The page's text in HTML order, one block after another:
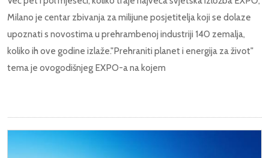
Milano je centar zbivanja za milijune posjetitelja koji se dolaze
upoznati s novostima u prehrambenoj industriji 140 zemalja,
koliko ih ove godine izlaže."Prehraniti planet i energija za život"
tema je ovogodišnjeg EXPO-a na kojem